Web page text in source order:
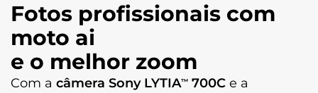
Zoom Digital: 10x
Zoom Óptico: 3x
Zoom Combinado: 30x
Flash: Sim | LED
Foco | Quad PDAF
Resolução de Gravação de Video: Ultra HD 4K (30 fps) | Full
Fotos profissionais com
moto ai
e o melhor zoom
Com a câmera Sony LYTIA™ 700C e a